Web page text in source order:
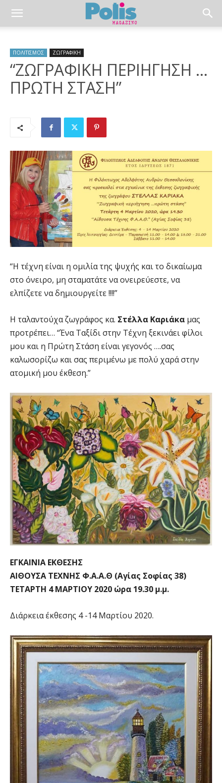
ΠΟΛΙΤΙΣΜΟΣ ΖΩΓΡΑΦΙΚΗ
“ΖΩΓΡΑΦΙΚΗ ΠΕΡΙΗΓΗΣΗ …
ΠΡΩΤΗ ΣΤΑΣΗ”
“Η τέχνη είναι η ομιλία της ψυχής και το δικαίωμα
στο όνειρο, μη σταματάτε να ονειρεύεστε, να
ελπίζετε να δημιουργείτε !!!!”
Η ταλαντούχα ζωγράφος κα. Στέλλα Καριάκα μας
προτρέπει… “Ένα Ταξίδι στην Τέχνη ξεκινάει φίλοι
μου και η Πρώτη Στάση είναι γεγονός ….σας
καλωσορίζω και σας περιμένω με πολύ χαρά στην
ατομική μου έκθεση.”
ΕΓΚΑΙΝΙΑ ΕΚΘΕΣΗΣ
ΑΙΘΟΥΣΑ ΤΕΧΝΗΣ Φ.Α.Α.Θ (Αγίας Σοφίας 38)
ΤΕΤΑΡΤΗ 4 ΜΑΡΤΙΟΥ 2020 ώρα 19.30 μ.μ.
Διάρκεια έκθεσης 4 -14 Μαρτίου 2020.